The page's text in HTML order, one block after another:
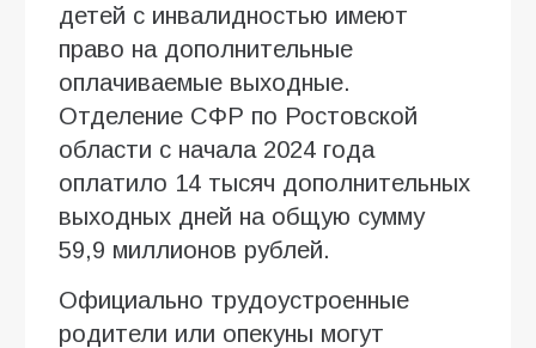
детей с инвалидностью имеют
право на дополнительные
оплачиваемые выходные.
Отделение СФР по Ростовской
области с начала 2024 года
оплатило 14 тысяч дополнительных
выходных дней на общую сумму
59,9 миллионов рублей.
Официально трудоустроенные
родители или опекуны могут